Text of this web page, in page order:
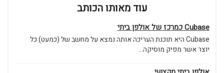
עוד מאותו הכותב
Cubase כמרכז של אולפן ביתי
Cubase היא תוכנת העריכה אותה נמצא על מחשב של (כמעט) כל
יוצר אשר מפיק מוסיקה...